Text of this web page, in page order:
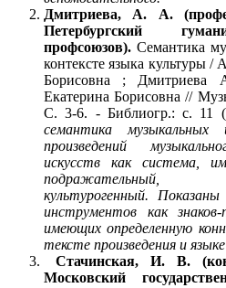
Дмитриева, А. А.
Петербургский
профсоюзов). Семантика
контексте языка культуры /
Борисовна ; Дмитриева
Екатерина Борисовна //
С. 3-6. - Библиогр.: с. 11
семантика
произведений
искусств как система,
подражательный,
культурогенный.
инструментов как знаков-
имеющих определенную
тексте произведения и
Стачинская, И. В.
Московский